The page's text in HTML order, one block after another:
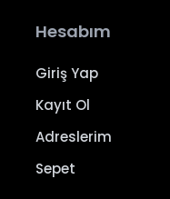
Hesabım
Giriş Yap
Kayıt Ol
Adreslerim
Sepet